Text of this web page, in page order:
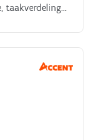
taakverdeling
begeleiding
op de